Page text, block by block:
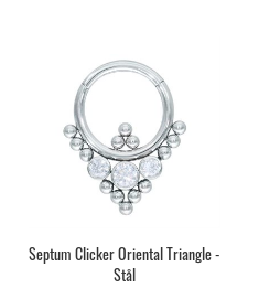
Septum Clicker Oriental Triangle -
Stål